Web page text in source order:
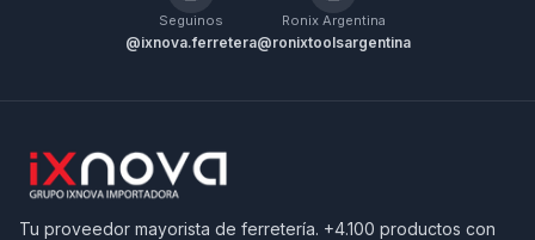
Seguinos
@ixnova.ferretera
Ronix Argentina
@ronixtoolsargentina
Tu proveedor mayorista de ferretería. +4.100 productos con